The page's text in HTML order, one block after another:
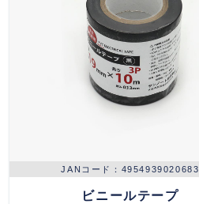
4954939020683
ビニールテープ